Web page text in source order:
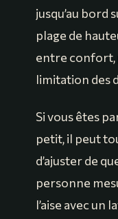
jusqu’au bord
plage de
entre confort,
limitation des
Si vous êtes
petit, il peut
d’ajuster de
personne
l’aise avec un